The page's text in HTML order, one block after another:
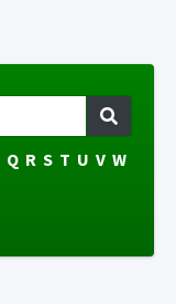
Q R S T U V W